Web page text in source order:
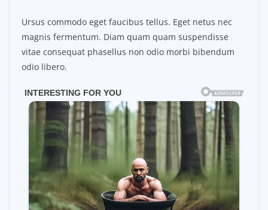
Ursus commodo eget faucibus tellus. Eget netus nec
magnis fermentum. Diam quam quam suspendisse
vitae consequat phasellus non odio morbi bibendum
odio libero.